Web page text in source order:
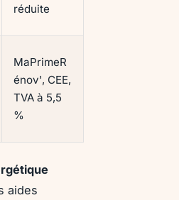
réduite
MaPrimeR
énov', CEE,
TVA à 5,5
%
aides